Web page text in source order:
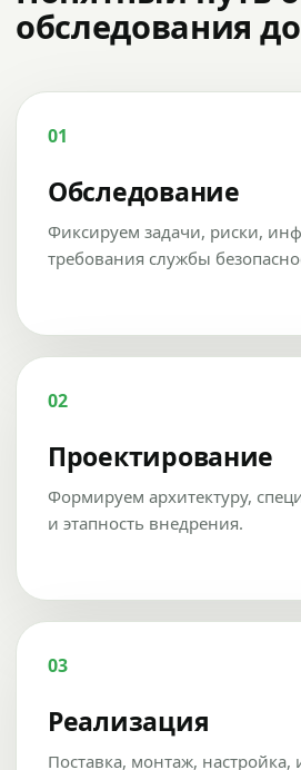
обследования
01
Обследование
Фиксируем задачи, риски,
требования службы
02
Проектирование
Формируем архитектуру,
и этапность внедрения.
03
Реализация
Поставка, монтаж, настройка,